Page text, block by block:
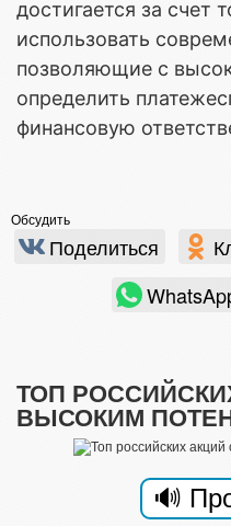
достигается за счет
использовать
позволяющие с
определить
финансовую
Обсудить
Поделиться
ТОП
ВЫСОКИМ